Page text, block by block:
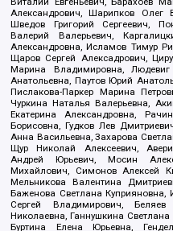
Александрович, Шарипков Олег
Шведов Григорий Сергеевич,
Валерий Валерьевич,
Александровна, Исламов Тимур
Щаров Сергей Алексадрович,
Марина Владимировна,
Анатольевна, Паутов Юрий
Пислакова-Паркер Марина
Чуркина Наталья Валерьевна,
Екатерина Александровна,
Борисовна, Гудков Лев
Анна Васильевна, Захарова
Щур Николай Алексеевич,
Андрей Юрьевич, Мосин
Михайлович, Симонов Алексей
Мельникова Валентина
Баженова Светлана
Сергей Владимирович,
Николаевна, Ганнушкина
Буртина Елена Юрьевна,